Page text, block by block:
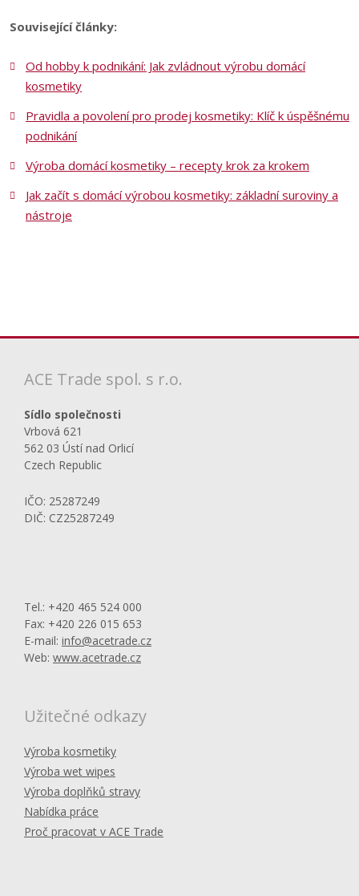
Související články:
Od hobby k podnikání: Jak zvládnout výrobu domácí
kosmetiky
Pravidla a povolení pro prodej kosmetiky: Klíč k úspěšnému
podnikání
Výroba domácí kosmetiky – recepty krok za krokem
Jak začít s domácí výrobou kosmetiky: základní suroviny a
nástroje
ACE Trade spol. s r.o.
Sídlo společnosti
Vrbová 621
562 03 Ústí nad Orlicí
Czech Republic
IČO: 25287249
DIČ: CZ25287249
Tel.: +420 465 524 000
Fax: +420 226 015 653
E-mail: info@acetrade.cz
Web: www.acetrade.cz
Užitečné odkazy
Výroba kosmetiky
Výroba wet wipes
Výroba doplňků stravy
Nabídka práce
Proč pracovat v ACE Trade